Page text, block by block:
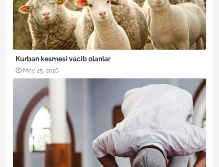
Kurban kesmesi vacib olanlar
May 25, 2026